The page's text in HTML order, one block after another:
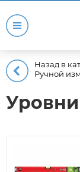
Назад в
Ручной